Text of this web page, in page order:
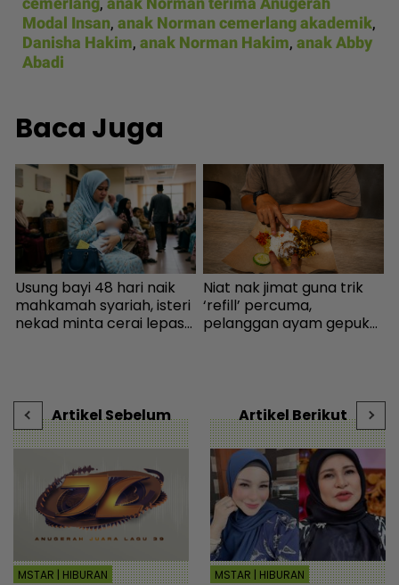
Modal Insan, anak Norman cemerlang akademik,
Danisha Hakim, anak Norman Hakim, anak Abby
Abadi
Baca Juga
Usung bayi 48 hari naik
mahkamah syariah, isteri
nekad minta cerai lepas
Niat nak jimat guna trik
‘refill’ percuma,
pelanggan ayam gepuk
Artikel Sebelum
MSTAR | HIBURAN
Artikel Berikut
MSTAR | HIBURAN